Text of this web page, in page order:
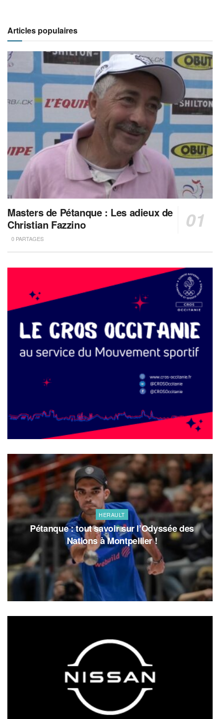
Articles populaires
Masters de Pétanque : Les adieux de
Christian Fazzino
0 PARTAGES
HERAULT
Pétanque : tout savoir sur l’Odyssée des
Nations à Montpellier !